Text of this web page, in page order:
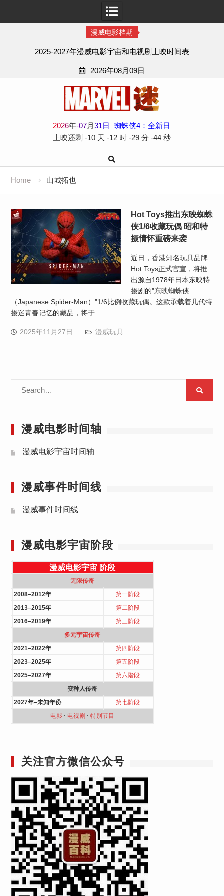
漫威电影档期
2025-2027年漫威电影宇宙和电视剧上映时间表
2026年08月09日
2026年-07月31日
蜘蛛侠4：全新日
上映还剩 -10 天 -12 时 -29 分 -44 秒
Home 山城拓也
Hot Toys推出东映蜘蛛
侠1/6收藏玩偶 昭和特
摄情怀重磅来袭
近日，香港知名玩具品牌
Hot Toys正式官宣，将推
出源自1978年日本东映特
摄剧的"东映蜘蛛侠
（Japanese Spider-Man）"1/6比例收藏玩偶。这款承载着几代特
摄迷青春记忆的藏品，将于…
2025年11月27日 漫威玩具
漫威电影时间轴
漫威电影宇宙时间轴
漫威事件时间线
漫威事件时间线
漫威电影宇宙阶段
漫威电影宇宙 阶段
无限传奇
2008–2012年
第一阶段
2013–2015年
第二阶段
2016–2019年
第三阶段
多元宇宙传奇
2021–2022年
第四阶段
2023–2025年
第五阶段
2025–2027年
第六階段
变种人传奇
2027年–未知年份
第七阶段
电影· 电视剧 · 特別节目
关注官方微信公众号